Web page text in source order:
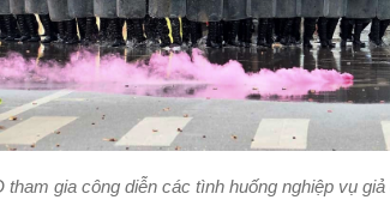
gia công diễn các tình huống nghiệp vụ giả